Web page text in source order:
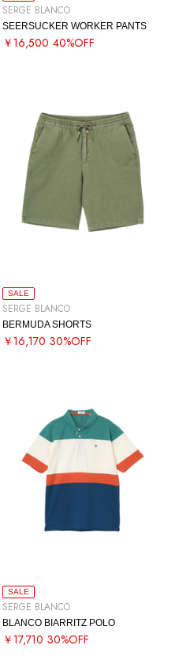
SERGE BLANCO
SEERSUCKER WORKER PANTS
￥16,500 40%OFF
SALE
SERGE BLANCO
BERMUDA SHORTS
￥16,170 30%OFF
SALE
SERGE BLANCO
BLANCO BIARRITZ POLO
￥17,710 30%OFF